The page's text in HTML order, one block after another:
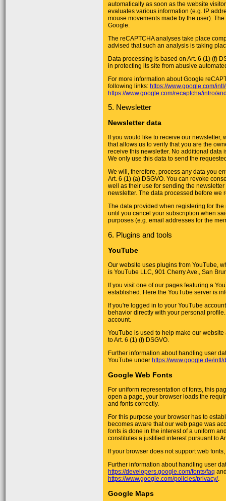
automatically as soon as the website
evaluates various information (e.g. IP
mouse movements made by the user).
Google.
The reCAPTCHA analyses take place
advised that such an analysis is taking
Data processing is based on Art. 6 (1) (f)
in protecting its site from abusive
For more information about Google
following links: https://www.google.com/
https://www.google.com/recaptcha/intro/
5. Newsletter
Newsletter data
If you would like to receive our
that allows us to verify that you are the
receive this newsletter. No additional data
We only use this data to send the
We will, therefore, process any data you
Art. 6 (1) (a) DSGVO. You can revoke
well as their use for sending the
newsletter. The data processed before
The data provided when registering for
until you cancel your subscription when
purposes (e.g. email addresses for the
6. Plugins and tools
YouTube
Our website uses plugins from YouTube,
is YouTube LLC, 901 Cherry Ave., San
If you visit one of our pages featuring a
established. Here the YouTube server is
If you're logged in to your YouTube
behavior directly with your personal
account.
YouTube is used to help make our
to Art. 6 (1) (f) DSGVO.
Further information about handling user
YouTube under https://www.google.de/intl/
Google Web Fonts
For uniform representation of fonts, this
open a page, your browser loads the
and fonts correctly.
For this purpose your browser has to
becomes aware that our web page was
fonts is done in the interest of a uniform
constitutes a justified interest pursuant to
If your browser does not support web
Further information about handling user
https://developers.google.com/fonts/faq
https://www.google.com/policies/privacy/.
Google Maps